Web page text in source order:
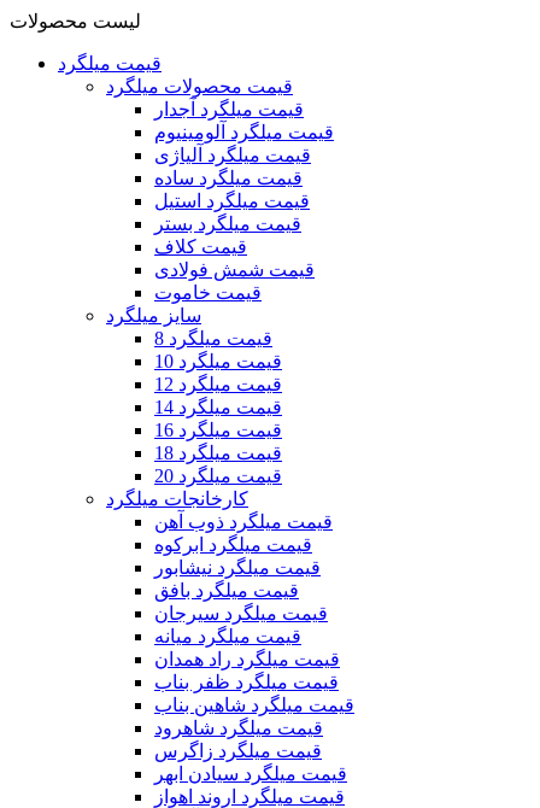
لیست محصولات
قیمت میلگرد
قیمت محصولات میلگرد
قیمت میلگرد آجدار
قیمت میلگرد آلومینیوم
قیمت میلگرد آلیاژی
قیمت میلگرد ساده
قیمت میلگرد استیل
قیمت میلگرد بستر
قیمت کلاف
قیمت شمش فولادی
قیمت خاموت
سایز میلگرد
قیمت میلگرد 8
قیمت میلگرد 10
قیمت میلگرد 12
قیمت میلگرد 14
قیمت میلگرد 16
قیمت میلگرد 18
قیمت میلگرد 20
کارخانجات میلگرد
قیمت میلگرد ذوب آهن
قیمت میلگرد ابرکوه
قیمت میلگرد نیشابور
قیمت میلگرد بافق
قیمت میلگرد سیرجان
قیمت میلگرد میانه
قیمت میلگرد راد همدان
قیمت میلگرد ظفر بناب
قیمت میلگرد شاهین بناب
قیمت میلگرد شاهرود
قیمت میلگرد زاگرس
قیمت میلگرد سیادن ابهر
قیمت میلگرد اروند اهواز